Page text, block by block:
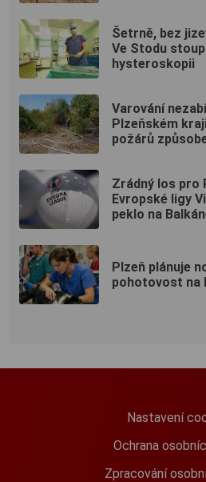
Šetrně, bez
Ve Stodu
hysteroskopii
Varování
Plzeňském
požárů
Zrádný los pro
Evropské ligy
peklo na
Plzeň plánuje
pohotovost na
Nastavení
Ochrana
Zpracování